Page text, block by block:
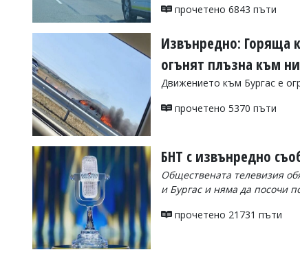
прочетено 6843 пъти
Извънредно: Горяща
огънят плъзна към
Движението към Бургас е
прочетено 5370 пъти
БНТ с извънредно
Обществената телевизия
и Бургас и няма да посочи
прочетено 21731 пъти